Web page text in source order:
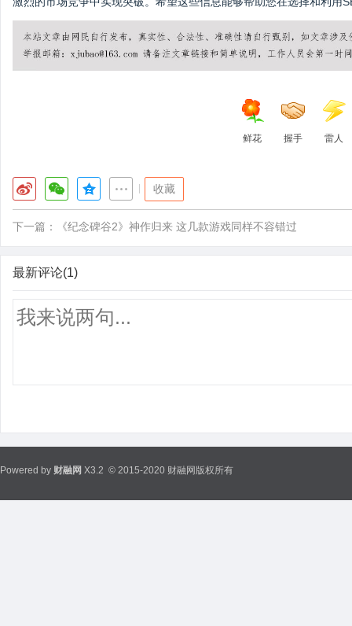
鲜花 握手 雷人
收藏
下一篇： 《纪念碑谷2》神作归来 这几款游戏同样不容错过
最新评论(1)
Powered by 财融网 X3.2 © 2015-2020 财融网版权所有